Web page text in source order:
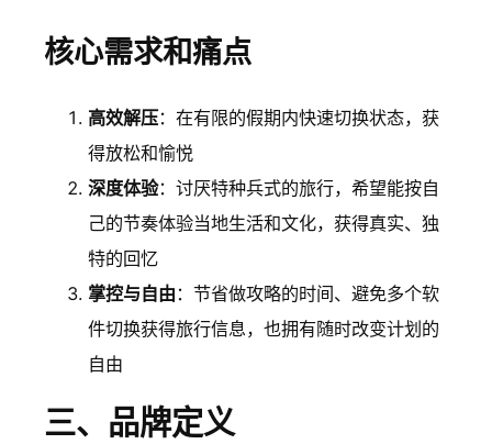
核心需求和痛点
高效解压：在有限的假期内快速切换状态，获
得放松和愉悦
深度体验：讨厌特种兵式的旅行，希望能按自
己的节奏体验当地生活和文化，获得真实、独
特的回忆
掌控与自由 ：节省做攻略的时间、避免多个软
件切换获得旅行信息，也拥有随时改变计划的
自由
三、品牌定义